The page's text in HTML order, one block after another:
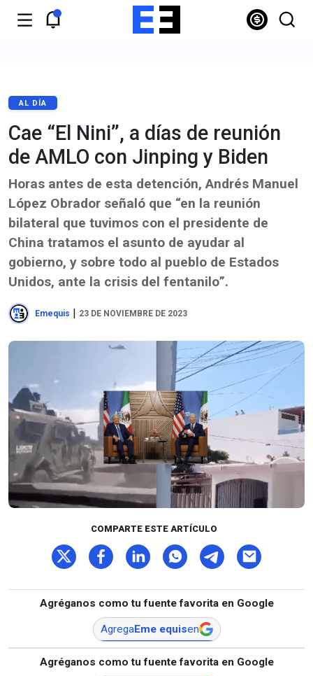
AL DÍA
Cae “El Nini”, a días de reunión
de AMLO con Jinping y Biden
Horas antes de esta detención, Andrés Manuel
López Obrador señaló que “en la reunión
bilateral que tuvimos con el presidente de
China tratamos el asunto de ayudar al
gobierno, y sobre todo al pueblo de Estados
Unidos, ante la crisis del fentanilo”.
Emequis | 23 DE NOVIEMBRE DE 2023
COMPARTE ESTE ARTÍCULO
Agréganos como tu fuente favorita en Google
AgregaEme equisen
Agréganos como tu fuente favorita en Google